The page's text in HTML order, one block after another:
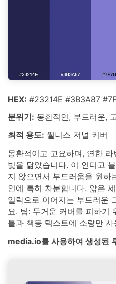
HEX: #23214E #3B3A87
분위기: 몽환적인, 부드러운,
최적 용도: 웰니스 저널 커버
몽환적이고 고요하며, 연한
빛을 닮았습니다. 이 인디고
지 않으면서 부드러움을 원하
인에 특히 차분합니다. 얇은
일락으로 이어지는 부드러운
요. 팁: 무거운 커버를 피하기
틀과 책등 텍스트에 소량만 사
media.io를 사용하여 생성된